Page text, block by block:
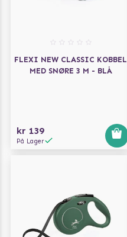
FLEXI NEW CLASSIC KOBBEL
MED SNØRE 3 M - BLÅ
kr 139
På Lager